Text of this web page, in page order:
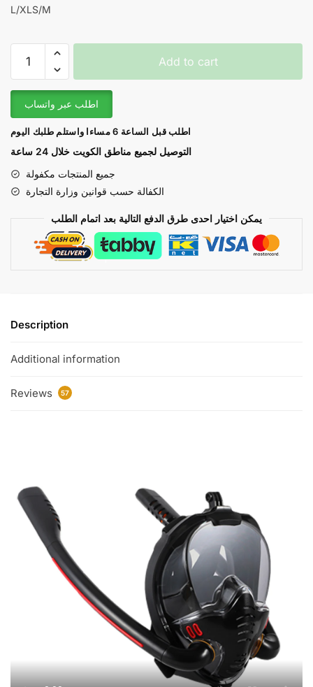
L/XLS/M
Tube
Mask
-
قناع
سباحة
وأنبوب
تنفس
مزدوج
quantity
Add to cart
اطلب عبر واتساب
اطلب قبل الساعة 6 مساءا واستلم طلبك اليوم
التوصيل لجميع مناطق الكويت خلال 24 ساعة
جميع المنتجات مكفولة
الكفالة حسب قوانين وزارة التجارة
يمكن اختيار احدى طرق الدفع التالية بعد اتمام الطلب
Description
Additional information
Reviews 57